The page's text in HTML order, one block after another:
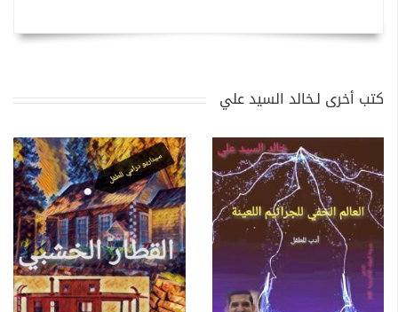
كتب أخرى لـخالد السيد علي